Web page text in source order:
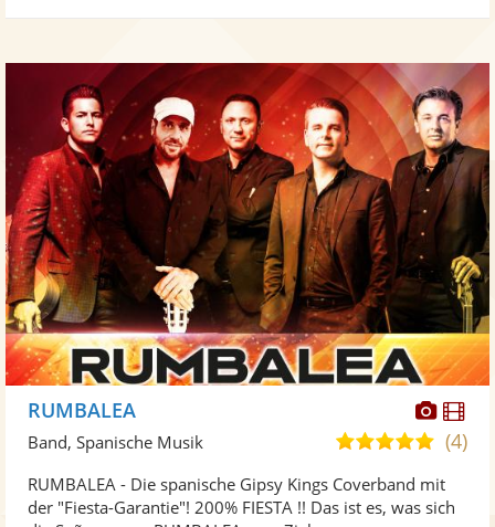
Fotos
RUMBALEA
5,0
5
(4)
Band, Spanische Musik
RUMBALEA - Die spanische Gipsy Kings Coverband mit
der "Fiesta-Garantie"! 200% FIESTA !! Das ist es, was sich